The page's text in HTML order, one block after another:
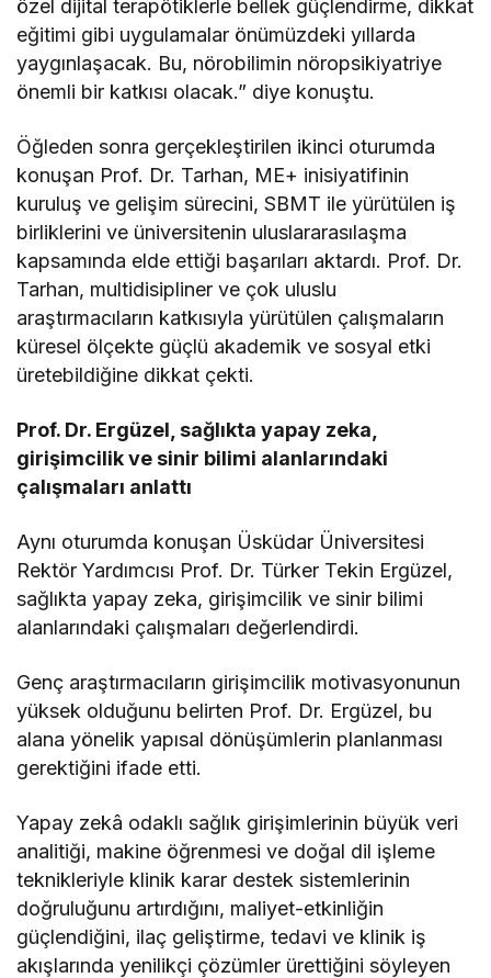
özel dijital terapötiklerle bellek güçlendirme, dikkat
eğitimi gibi uygulamalar önümüzdeki yıllarda
yaygınlaşacak. Bu, nörobilimin nöropsikiyatriye
önemli bir katkısı olacak.” diye konuştu.
Öğleden sonra gerçekleştirilen ikinci oturumda
konuşan Prof. Dr. Tarhan, ME+ inisiyatifinin
kuruluş ve gelişim sürecini, SBMT ile yürütülen iş
birliklerini ve üniversitenin uluslararasılaşma
kapsamında elde ettiği başarıları aktardı. Prof. Dr.
Tarhan, multidisipliner ve çok uluslu
araştırmacıların katkısıyla yürütülen çalışmaların
küresel ölçekte güçlü akademik ve sosyal etki
üretebildiğine dikkat çekti.
Prof. Dr. Ergüzel, sağlıkta yapay zeka,
girişimcilik ve sinir bilimi alanlarındaki
çalışmaları anlattı
Aynı oturumda konuşan Üsküdar Üniversitesi
Rektör Yardımcısı Prof. Dr. Türker Tekin Ergüzel,
sağlıkta yapay zeka, girişimcilik ve sinir bilimi
alanlarındaki çalışmaları değerlendirdi.
Genç araştırmacıların girişimcilik motivasyonunun
yüksek olduğunu belirten Prof. Dr. Ergüzel, bu
alana yönelik yapısal dönüşümlerin planlanması
gerektiğini ifade etti.
Yapay zekâ odaklı sağlık girişimlerinin büyük veri
analitiği, makine öğrenmesi ve doğal dil işleme
teknikleriyle klinik karar destek sistemlerinin
doğruluğunu artırdığını, maliyet-etkinliğin
güçlendiğini, ilaç geliştirme, tedavi ve klinik iş
akışlarında yenilikçi çözümler ürettiğini söyleyen